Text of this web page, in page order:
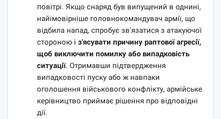
повітрі. Якщо снаряд був випущений в однині,
найімовірніше головнокомандувач армії, що
відбила напад, спробує зв'язатися з атакуючої
стороною і з'ясувати причину раптової агресії,
щоб виключити помилку або випадковість
ситуації. Отримавши підтвердження
випадковості пуску або ж навпаки
оголошення військового конфлікту, армійське
керівництво приймає рішення про відповідні
дії.